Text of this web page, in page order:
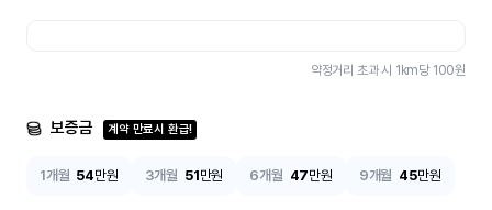
약정거리 초과 시 1km당 100원
보증금 계약 만료시 환급!
1개월 54만원 3개월 51만원 6개월 47만원 9개월 45만원